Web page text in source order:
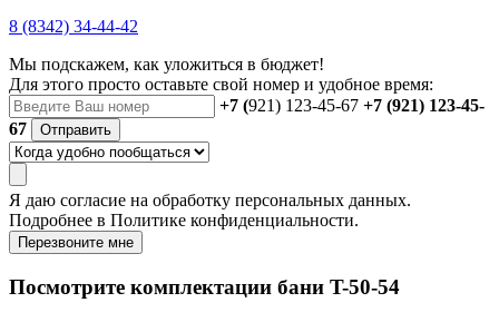
8 (8342) 34-44-42
Мы подскажем, как уложиться в бюджет!
Для этого просто оставьте свой номер и удобное время:
+7 (921) 123-45-67 +7 (921) 123-45-
67
Отправить
Я даю согласие на обработку персональных данных.
Подробнее в Политике конфиденциальности.
Перезвоните мне
Посмотрите комплектации бани T-50-54